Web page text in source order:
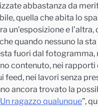
abbastanza da
quella che abita lo
un’esposizione e l’altra,
quando nessuno la
fuori dal fotogramma,
contenuto, nei rapporti
feed, nei lavori senza
ancora trovato la
Un ragazzo qualunque”,